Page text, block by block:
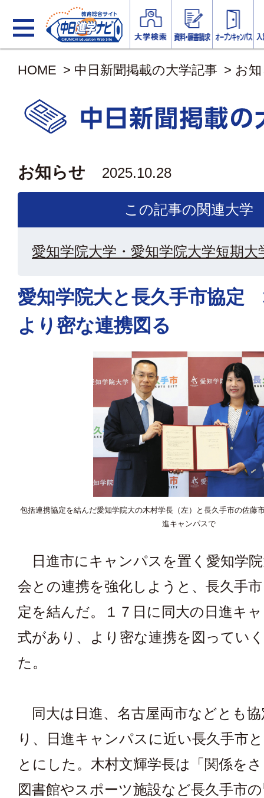
HOME > 中日新聞掲載の大学記事 > お
お知らせ 2025.10.28
この記事の関連大学
愛知学院大学・愛知学院大学短期大
愛知学院大と長久手市協定
より密な連携図る
包括連携協定を結んだ愛知学院大の木村学長（左）と長久手市の佐藤
進キャンパスで
日進市にキャンパスを置く愛知学
会との連携を強化しようと、長久手
定を結んだ。１７日に同大の日進キ
式があり、より密な連携を図ってい
た。
同大は日進、名古屋両市などとも
り、日進キャンパスに近い長久手市
とにした。木村文輝学長は「関係を
図書館やスポーツ施設など長久手市